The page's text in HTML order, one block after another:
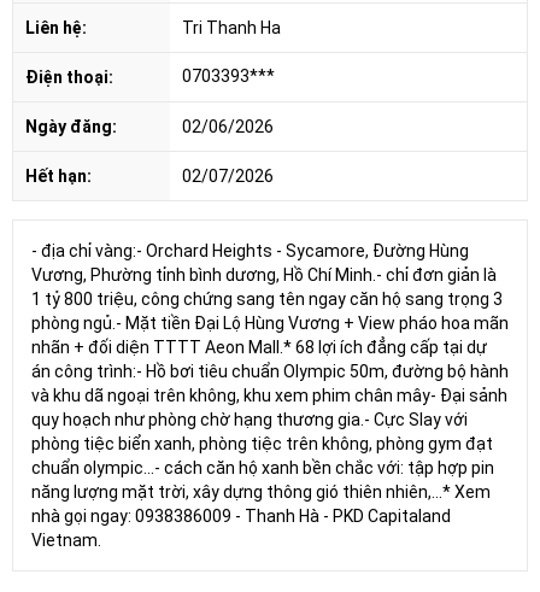
Liên hệ: Tri Thanh Ha
Điện thoại: 0703393***
Ngày đăng: 02/06/2026
Hết hạn: 02/07/2026
- địa chỉ vàng:- Orchard Heights - Sycamore, Đường Hùng
Vương, Phường tỉnh bình dương, Hồ Chí Minh.- chỉ đơn giản là
1 tỷ 800 triệu, công chứng sang tên ngay căn hộ sang trọng 3
phòng ngủ.- Mặt tiền Đại Lộ Hùng Vương + View pháo hoa mãn
nhãn + đối diện TTTT Aeon Mall.* 68 lợi ích đẳng cấp tại dự
án công trình:- Hồ bơi tiêu chuẩn Olympic 50m, đường bộ hành
và khu dã ngoại trên không, khu xem phim chân mây- Đại sảnh
quy hoạch như phòng chờ hạng thương gia.- Cực Slay với
phòng tiệc biển xanh, phòng tiệc trên không, phòng gym đạt
chuẩn olympic...- cách căn hộ xanh bền chắc với: tập hợp pin
năng lượng mặt trời, xây dựng thông gió thiên nhiên,...* Xem
nhà gọi ngay: 0938386009 - Thanh Hà - PKD Capitaland
Vietnam.